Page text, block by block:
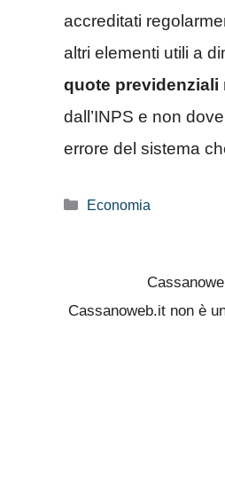
accreditati
altri elementi utili a
quote previdenziali
dall’INPS e non
errore del sistema
Categorie
Economia
Cassanoweb.it non è